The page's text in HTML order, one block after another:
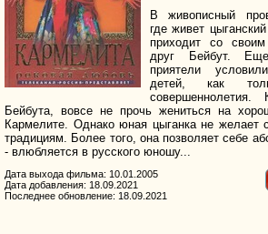
В живописный
где живет
приходит со
друг Бейбут.
приятели
детей, как
Бейбута, вовсе не прочь жениться на
Кармелите. Однако юная цыганка не желает
традициям. Более того, она позволяет себе
- влюбляется в русского юношу...
Дата выхода фильма: 10.01.2005
Дата добавления: 18.09.2021
Последнее обновление: 18.09.2021